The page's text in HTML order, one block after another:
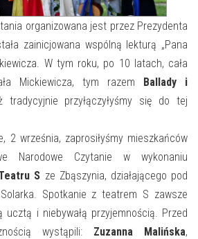
organizowana jest przez Prezydenta
zainicjowana wspólną lekturą „Pana
W tym roku, po 10 latach, cała
Mickiewicza, tym razem Ballady i
tradycyjnie przyłączyłyśmy się do tej
2 września, zaprosiłyśmy mieszkańców
Narodowe Czytanie w wykonaniu
S ze Zbąszynia, działającego pod
Spotkanie z teatrem S zawsze
ucztą i niebywałą przyjemnością. Przed
wystąpili: Zuzanna Malińska,